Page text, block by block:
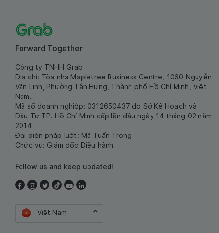
Forward Together
Công ty TNHH Grab
Địa chỉ: Tòa nhà Mapletree Business Centre, 1060 Nguyễn
Văn Linh, Phường Tân Hưng, Thành phố Hồ Chí Minh, Việt
Nam.
Mã số doanh nghiệp: 0312650437 do Sở Kế Hoạch và
Đầu Tư TP. Hồ Chí Minh cấp lần đầu ngày 14 tháng 02 năm
2014
Đại diện pháp luật: Mã Tuấn Trọng
Chức vụ: Giám đốc Điều hành
Follow us and keep updated!
Việt Nam